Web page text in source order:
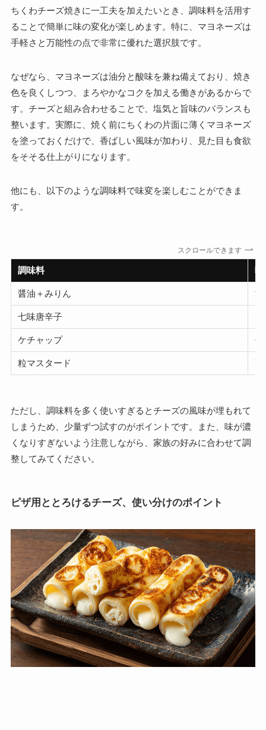
ちくわチーズ焼きに一工夫を加えたいとき、調味料を活用す
ることで簡単に味の変化が楽しめます。特に、マヨネーズは
手軽さと万能性の点で非常に優れた選択肢です。
なぜなら、マヨネーズは油分と酸味を兼ね備えており、焼き
色を良くしつつ、まろやかなコクを加える働きがあるからで
す。チーズと組み合わせることで、塩気と旨味のバランスも
整います。実際に、焼く前にちくわの片面に薄くマヨネーズ
を塗っておくだけで、香ばしい風味が加わり、見た目も食欲
をそそる仕上がりになります。
他にも、以下のような調味料で味変を楽しむことができま
す。
スクロールできます
調味料 味
醤油＋みりん 甘
七味唐辛子
ケチャップ 子
粒マスタード 爽
ただし、調味料を多く使いすぎるとチーズの風味が埋もれて
しまうため、少量ずつ試すのがポイントです。また、味が濃
くなりすぎないよう注意しながら、家族の好みに合わせて調
整してみてください。
ピザ用ととろけるチーズ、使い分けのポイント